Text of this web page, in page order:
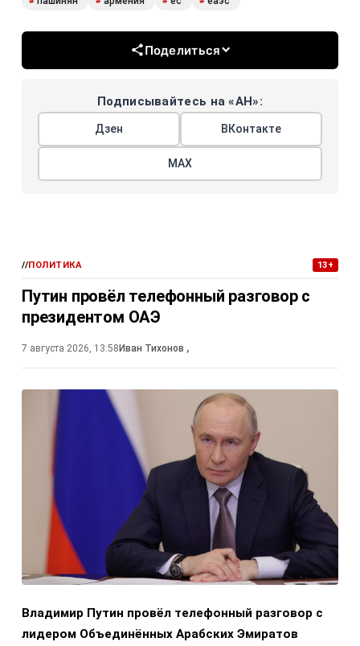
Поделиться
Подписывайтесь на «АН»:
Дзен ВКонтакте
МАХ
//ПОЛИТИКА 13+
Путин провёл телефонный разговор с
президентом ОАЭ
7 августа 2026, 13:58Иван Тихонов ,
Владимир Путин провёл телефонный разговор с
лидером Объединённых Арабских Эмиратов